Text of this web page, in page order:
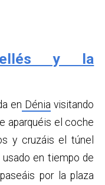
y la
en Dénia visitando
aparquéis el coche
y cruzáis el túnel
en tiempo de
por la plaza